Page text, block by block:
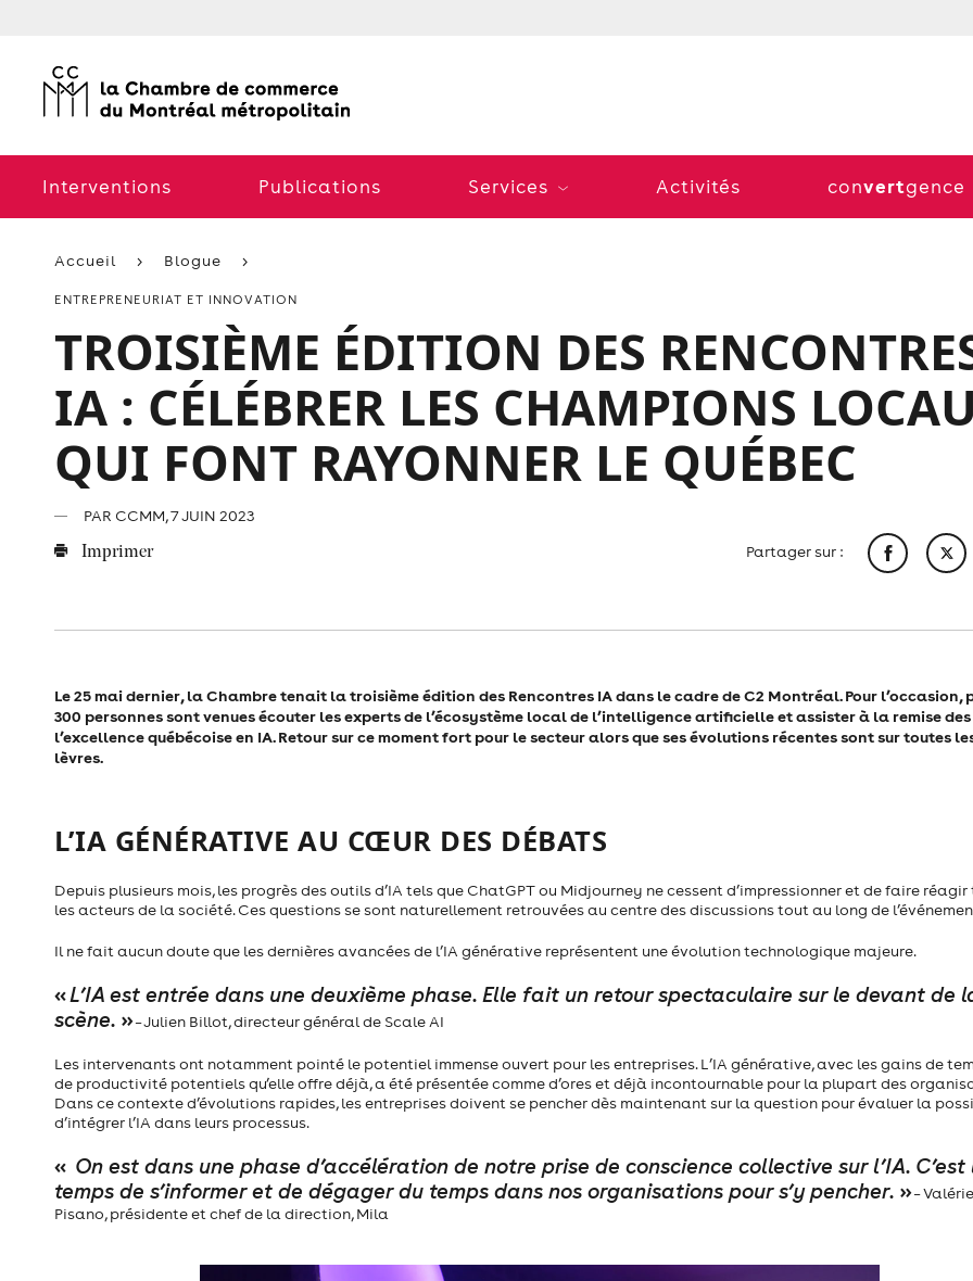
Interventions Publications Services Activités convertgence
Accueil Blogue
ENTREPRENEURIAT ET INNOVATION
TROISIÈME ÉDITION DES
IA : CÉLÉBRER LES CHAMPIONS
QUI FONT RAYONNER LE QUÉBEC
PAR CCMM, 7 JUIN 2023
Imprimer Partager sur :
Le 25 mai dernier, la Chambre tenait la troisième édition des Rencontres IA dans le cadre de C2 Montréal. Pour l’occasion,
300 personnes sont venues écouter les experts de l’écosystème local de l’intelligence artificielle et assister à la remise des
l’excellence québécoise en IA. Retour sur ce moment fort pour le secteur alors que ses évolutions récentes sont sur toutes
lèvres.
L’IA GÉNÉRATIVE AU CŒUR DES DÉBATS
Depuis plusieurs mois, les progrès des outils d’IA tels que ChatGPT ou Midjourney ne cessent d’impressionner et de faire réagir
les acteurs de la société. Ces questions se sont naturellement retrouvées au centre des discussions tout au long de
Il ne fait aucun doute que les dernières avancées de l’IA générative représentent une évolution technologique majeure.
«L’IA est entrée dans une deuxième phase. Elle fait un retour spectaculaire sur le devant de
scène. »– Julien Billot, directeur général de Scale AI
Les intervenants ont notamment pointé le potentiel immense ouvert pour les entreprises. L’IA générative, avec les gains de
de productivité potentiels qu’elle offre déjà, a été présentée comme d’ores et déjà incontournable pour la plupart des
Dans ce contexte d’évolutions rapides, les entreprises doivent se pencher dès maintenant sur la question pour évaluer la
d’intégrer l’IA dans leurs processus.
« On est dans une phase d’accélération de notre prise de conscience collective sur l’IA. C’est
temps de s’informer et de dégager du temps dans nos organisations pour s’y pencher. »– Valérie
Pisano, présidente et chef de la direction, Mila